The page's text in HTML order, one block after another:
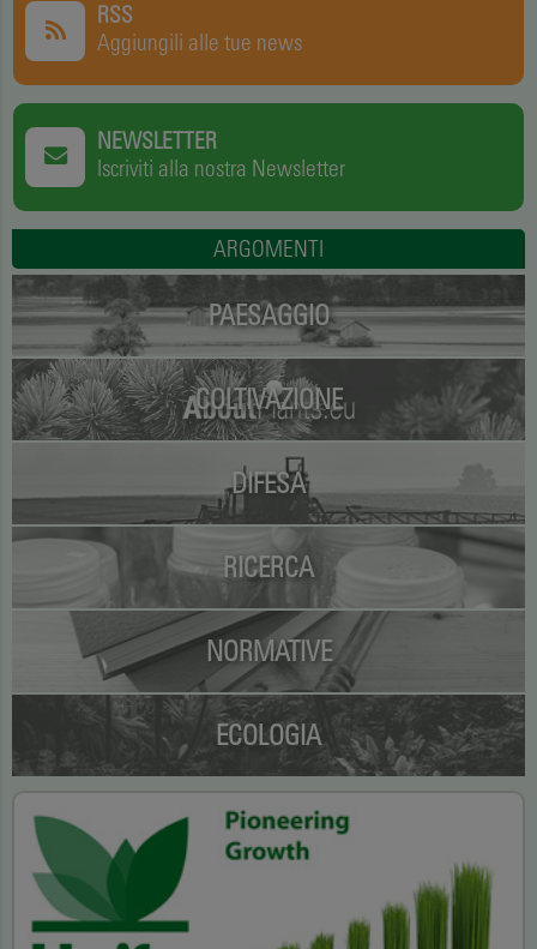
RSS
Aggiungili alle tue news
NEWSLETTER
Iscriviti alla nostra Newsletter
ARGOMENTI
PAESAGGIO
COLTIVAZIONE
DIFESA
RICERCA
NORMATIVE
ECOLOGIA